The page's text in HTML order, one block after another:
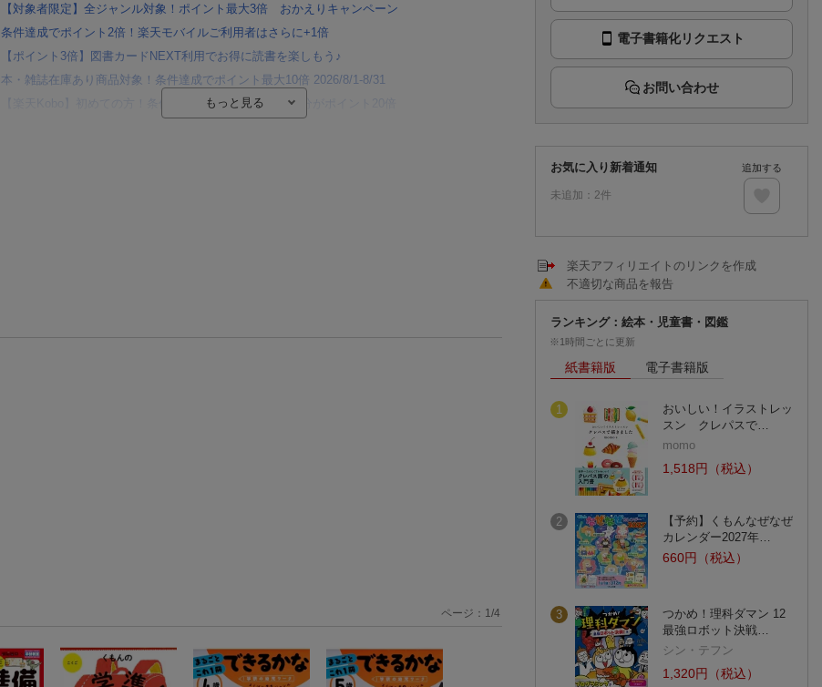
【対象者限定】全ジャンル対象！ポイント最大3倍 おかえりキャンペーン
条件達成でポイント2倍！楽天モバイルご利用者はさらに+1倍
【ポイント3倍】図書カードNEXT利用でお得に読書を楽しもう♪
本・雑誌在庫あり商品対象！条件達成でポイント最大10倍 2026/8/1-8/31
【楽天Kobo】初めての方！条件達成で楽天ブックス購入分がポイント20倍
ページ： 1 /4
電子書籍化リクエスト
お問い合わせ
お気に入り新着通知
未追加： 2件
追加する
楽天アフィリエイトのリンクを作成
不適切な商品を報告
ランキング：絵本・児童書・図鑑
※1時間ごとに更新
紙書籍版 電子書籍版
1
おいしい！イラストレッ
スン クレパスで…
momo
1,518円（税込）
2
【予約】くもんなぜなぜ
カレンダー2027年…
660円（税込）
3
つかめ！理科ダマン 12
最強ロボット決戦…
シン・テフン
1,320円（税込）